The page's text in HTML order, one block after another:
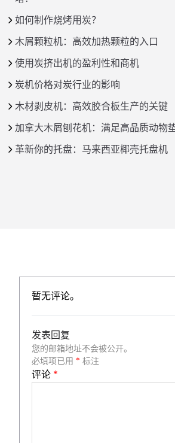
如何制作烧烤用炭？
木屑颗粒机：高效加热颗粒的入口
使用炭挤出机的盈利性和商机
炭机价格对炭行业的影响
木材剥皮机：高效胶合板生产的关键
加拿大木屑刨花机：满足高品质动物
革新你的托盘：马来西亚椰壳托盘机
暂无评论。
发表回复
您的邮箱地址不会被公开。
必填项已用 * 标注
评论 *